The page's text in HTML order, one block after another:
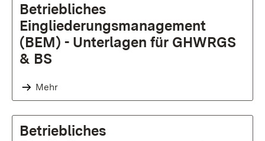
Betriebliches
Eingliederungsmanagement
(BEM) - Unterlagen für GHWRGS
& BS
Mehr
Betriebliches